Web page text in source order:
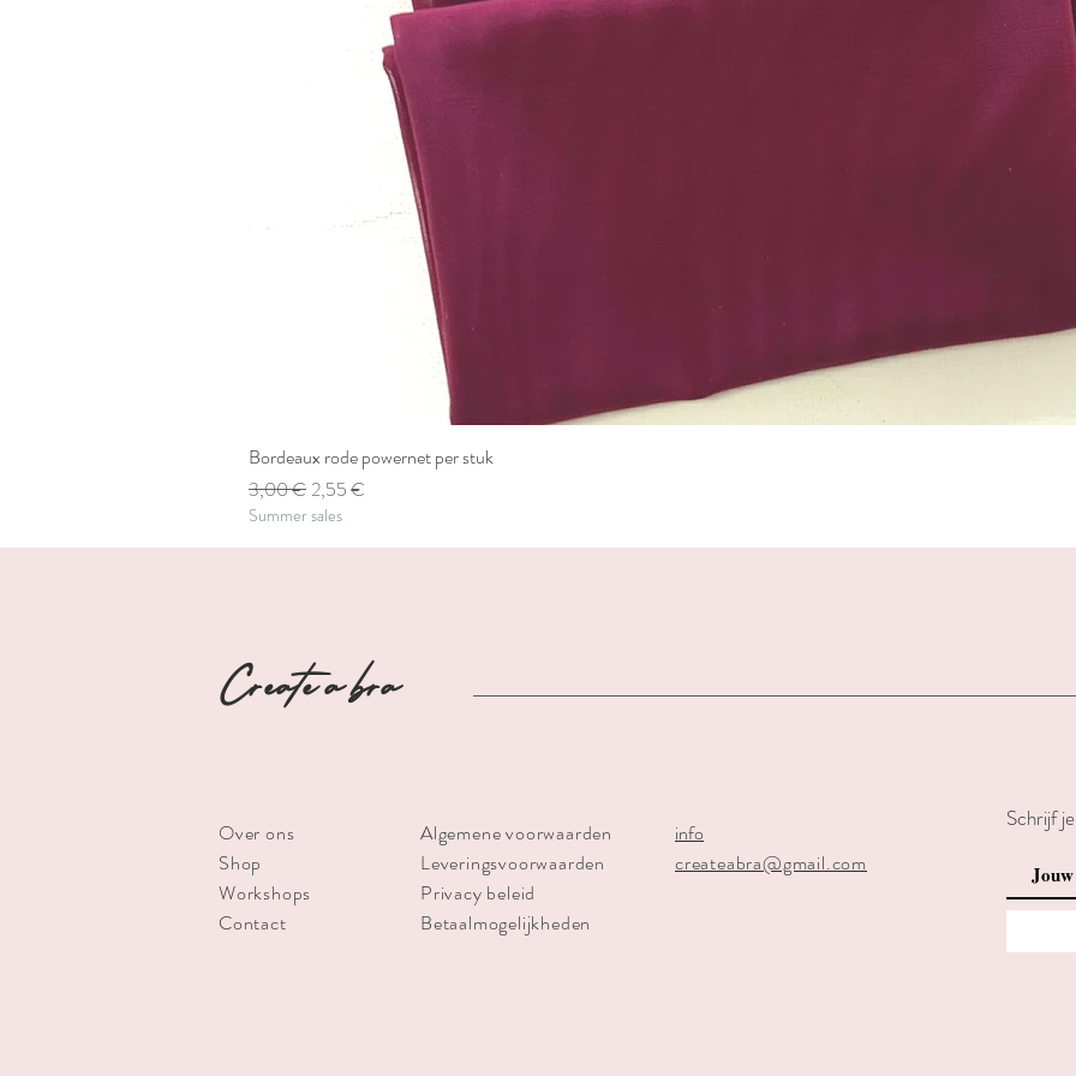
Bordeaux rode powernet per stuk
Standardpreis
3,00 € Sale-Preis
2,55 €
Summer sales
Create a bra
Over ons
Shop
Workshops
Contact
Algemene voorwaarden
Leveringsvoorwaarden
Privacy beleid
Betaalmogelijkheden
info
createabra@gmail.com
Schrijf